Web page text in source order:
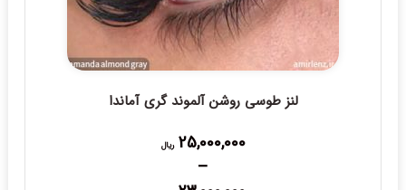
لنز طوسی روشن آلموند گری آماندا
25,000,000 ریال
–
Price